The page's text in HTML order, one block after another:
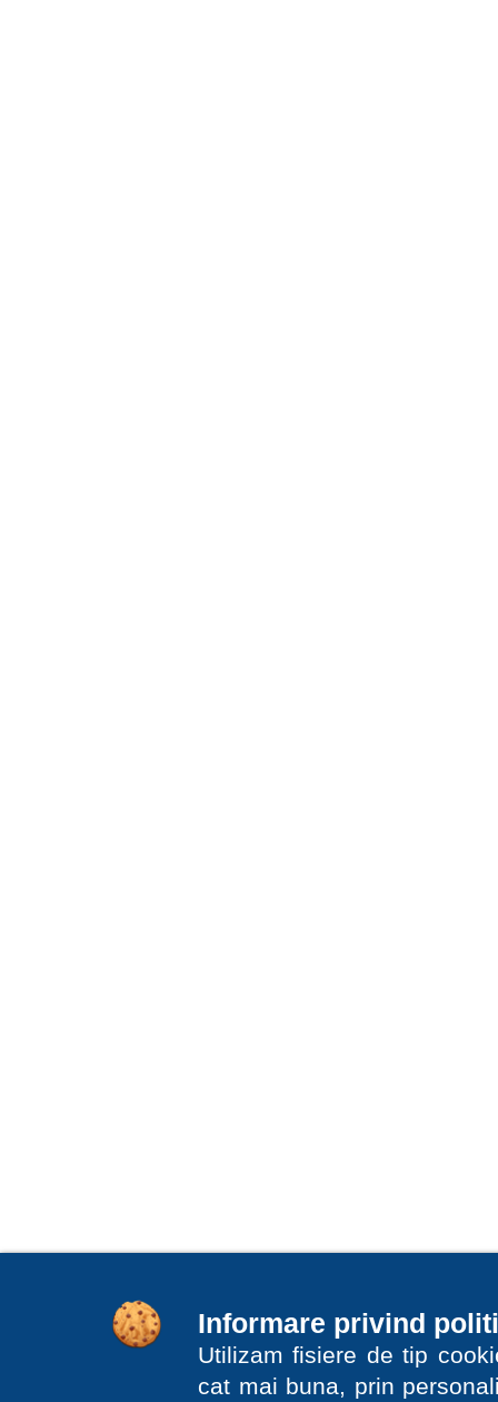
Informare privind
Utilizam fisiere de tip
cat mai buna, prin